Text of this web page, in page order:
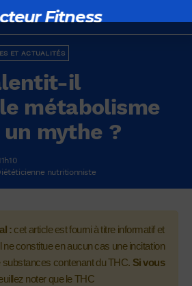
Fitness
ET ACTUALITÉS
il
métabolisme
mythe ?
nutritionniste
: cet article est fourni à titre informatif et
ne constitue en aucun cas une incitation
contenant du THC. Si vous
noter que le THC